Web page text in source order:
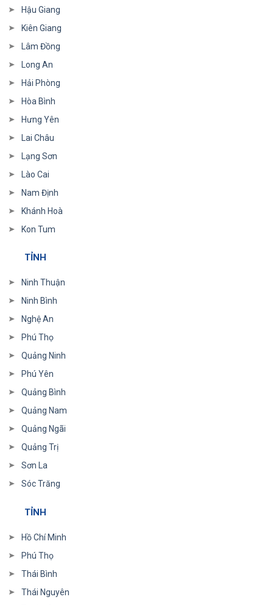
Hậu Giang
Kiên Giang
Lâm Đồng
Long An
Hải Phòng
Hòa Bình
Hưng Yên
Lai Châu
Lạng Sơn
Lào Cai
Nam Định
Khánh Hoà
Kon Tum
TỈNH
Ninh Thuận
Ninh Bình
Nghệ An
Phú Thọ
Quảng Ninh
Phú Yên
Quảng Bình
Quảng Nam
Quảng Ngãi
Quảng Trị
Sơn La
Sóc Trăng
TỈNH
Hồ Chí Minh
Phú Thọ
Thái Bình
Thái Nguyên